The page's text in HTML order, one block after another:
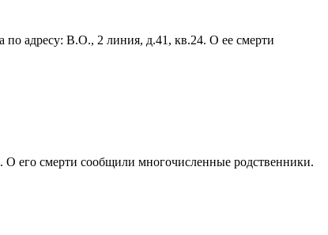
по адресу: В.О., 2 линия, д.41, кв.24. О ее смерти
его смерти сообщили многочисленные родственники.